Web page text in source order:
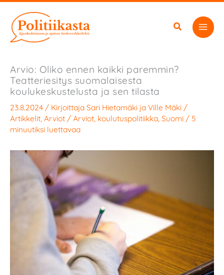
sisältöön
Arvio: Oliko ennen kaikki paremmin?
Teatteriesitys suomalaisesta
koulukeskustelusta ja sen tilasta
23.8.2024 / Kirjoittaja Sari Hietamäki ja Ville Mäki /
Artikkelit Arviot / Arviot koulutuspolitiikka Suomi / 5
minuutiksi luettavaa